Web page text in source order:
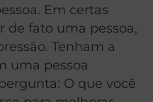
Em certas
de fato uma pessoa,
Tenham a
uma pessoa
O que você